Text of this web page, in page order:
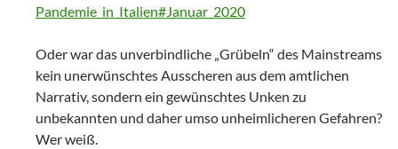
Pandemie_in_Italien#Januar_2020
Oder war das unverbindliche „Grübeln“ des Mainstreams
kein unerwünschtes Ausscheren aus dem amtlichen
Narrativ, sondern ein gewünschtes Unken zu
unbekannten und daher umso unheimlicheren Gefahren?
Wer weiß.